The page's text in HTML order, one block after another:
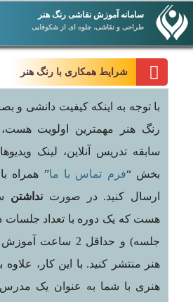
سامانه آموزش نقاشی رنگ هنر
طراحی و نقاشی، جلوه ای از شکوفایی
شرایط همکاری با رنگ هنر
با توجه به اینکه کیفیت دانشی و
رنگ هنر مهمترین اولویت
سابقه تدریس آنلاین، لینک
بخش “فرم تماس با ما” همراه
ارسال کنید. در صورت نداشتن
جلسه) و حداقل 2
هنر منتشر کنید. با این کار،
هنری با شما به عنوان یک